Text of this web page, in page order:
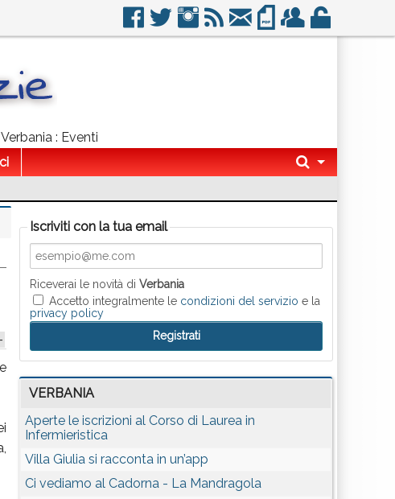
: Eventi
Iscriviti con la tua email
Riceverai le novità diVerbania
Accetto integralmente le condizioni del servizio e la
privacy policy
VERBANIA
Aperte le iscrizioni al Corso di Laurea in
Infermieristica
Villa Giulia si racconta in un’app
Ci vediamo al Cadorna - La Mandragola